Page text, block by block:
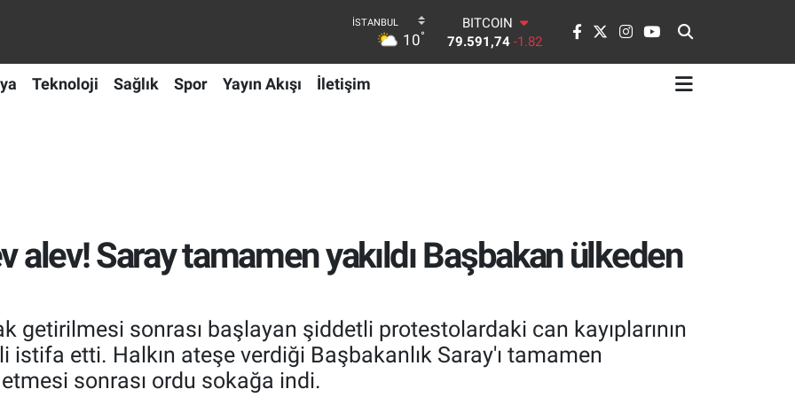
10°
DOLAR
45,43620 0.02
EURO
Teknoloji Sağlık Spor Yayın Akışı İletişim
alev! Saray tamamen yakıldı Başbakan ülkeden
getirilmesi sonrası başlayan şiddetli protestolardaki can kayıplarının
istifa etti. Halkın ateşe verdiği Başbakanlık Saray'ı tamamen
sonrası ordu sokağa indi.